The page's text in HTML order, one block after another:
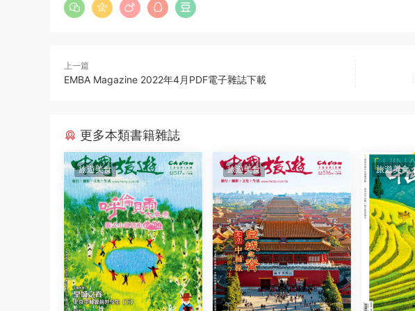
上一篇
EMBA Magazine 2022年4月PDF電子雜誌下載
更多本類書籍雜誌
旅遊美食 旅遊美食 旅遊美食